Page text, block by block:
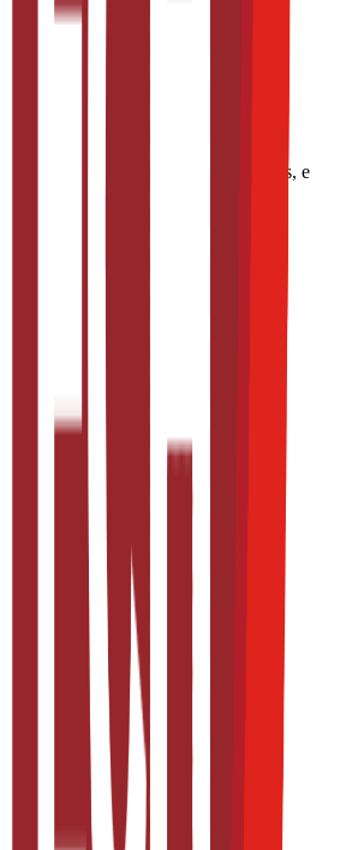
para reducir azúcares y grasas, e
alternativos.